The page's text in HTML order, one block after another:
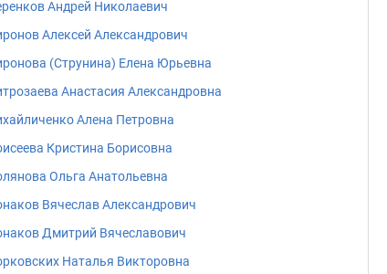
Андрей Николаевич
Алексей Александрович
(Струнина) Елена Юрьевна
Анастасия Александровна
Алена Петровна
Кристина Борисовна
Ольга Анатольевна
Вячеслав Александрович
Дмитрий Вячеславович
Наталья Викторовна